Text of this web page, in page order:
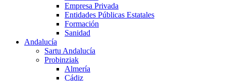
Empresa Privada
Entidades Públicas Estatales
Formación
Sanidad
Andalucía
Sartu Andalucía
Probinziak
Almería
Cádiz